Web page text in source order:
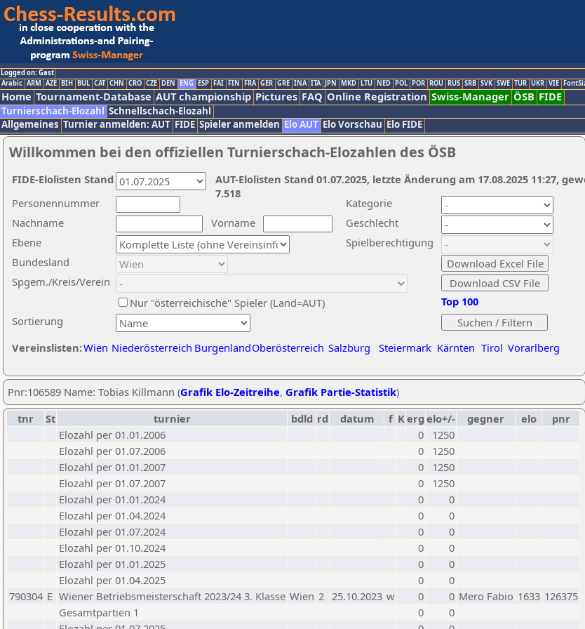
Logged on: Gast
Arabic ARM AZE BIH BUL CAT CHN CRO CZE DEN ENG ESP FAI FIN FRA GER GRE INA ITA JPN MKD LTU NED POL POR ROU RUS SRB SVK SWE TUR UKR VIE
Home Tournament-Database AUT championship Pictures FAQ Online Registration Swiss-Manager ÖSB FIDE
Turnierschach-Elozahl Schnellschach-Elozahl
Allgemeines Turnier anmelden: AUT FIDE Spieler anmelden Elo AUT Elo Vorschau Elo FIDE
Willkommen bei den offiziellen Turnierschach-Elozahlen des ÖSB
Nachname
Vorname
Ebene
Kategorie
Sortierung
Personennummer
Bundesland
Spgem./Kreis/Verein
Geschlecht
Nur "österreichische" Spieler (Land=AUT)
Spielberechtigung
Vereinslisten:Wien Niederösterreich BurgenlandOberösterreich Salzburg Steiermark Kärnten Tirol Vorarlberg
Top 100
AUT-Elolisten Stand 01.07.2025, letzte Änderung am 17.08.2025 11:27,
7.518
FIDE-Elolisten Stand
Pnr:106589 Name: Tobias Killmann (Grafik Elo-Zeitreihe, Grafik Partie-Statistik)
tnr
St turnier bdld rd datum f Kerg elo+/- gegner elo
pnr
Elozahl per 01.01.2006
0
1250
Elozahl per 01.07.2006
0
1250
Elozahl per 01.01.2007
0
1250
Elozahl per 01.07.2007
0
1250
Elozahl per 01.01.2024
0
0
Elozahl per 01.04.2024
0
0
Elozahl per 01.07.2024
0
0
Elozahl per 01.10.2024
0
0
Elozahl per 01.01.2025
0
0
Elozahl per 01.04.2025
0
0
790304 E Wiener Betriebsmeisterschaft 2023/24 3. Klasse Wien 2 25.10.2023 w 0 0 Mero Fabio 1633 126375
Gesamtpartien 1
0
0